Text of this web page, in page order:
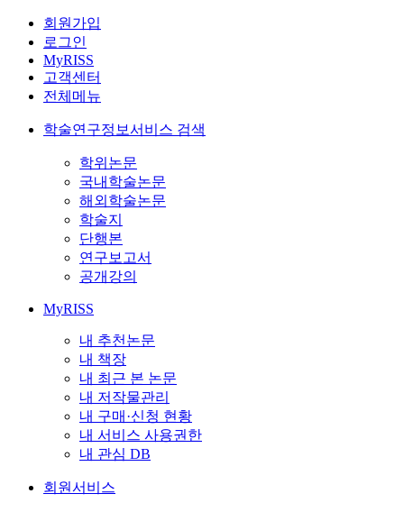
회원가입
로그인
MyRISS
고객센터
전체메뉴
학술연구정보서비스 검색
학위논문
국내학술논문
해외학술논문
학술지
단행본
연구보고서
공개강의
MyRISS
내 추천논문
내 책장
내 최근 본 논문
내 저작물관리
내 구매·신청 현황
내 서비스 사용권한
내 관심 DB
회원서비스